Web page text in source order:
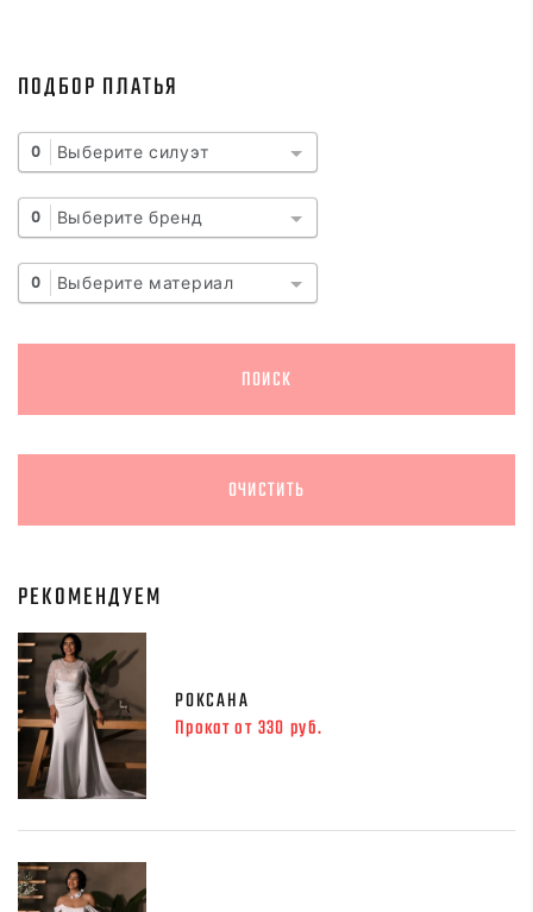
ПОДБОР ПЛАТЬЯ
0 Выберите силуэт
0 Выберите бренд
0 Выберите материал
РЕКОМЕНДУЕМ
РОКСАНА
Прокат от 330 руб.